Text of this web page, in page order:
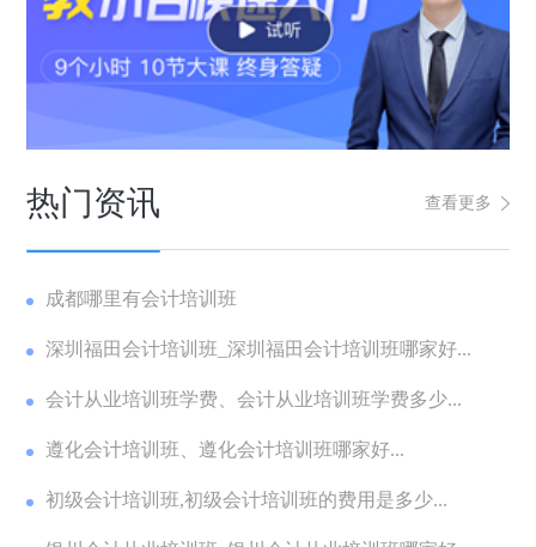
热门资讯 查看更多
成都哪里有会计培训班
深圳福田会计培训班_深圳福田会计培训班哪家好...
会计从业培训班学费、会计从业培训班学费多少...
遵化会计培训班、遵化会计培训班哪家好...
初级会计培训班,初级会计培训班的费用是多少...